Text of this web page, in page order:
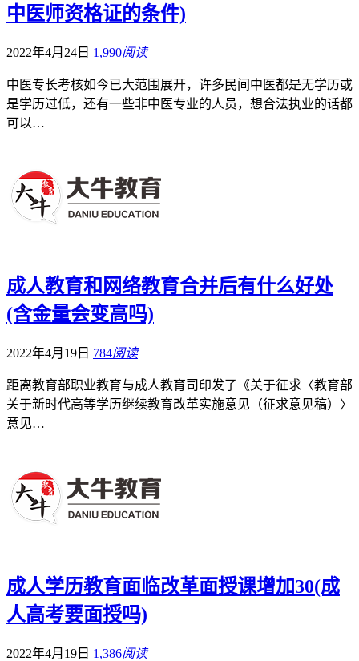
中医师资格证的条件)
2022年4月24日 1,990阅读
中医专长考核如今已大范围展开，许多民间中医都是无学历或
是学历过低，还有一些非中医专业的人员，想合法执业的话都
可以…
成人教育和网络教育合并后有什么好处
(含金量会变高吗)
2022年4月19日 784阅读
距离教育部职业教育与成人教育司印发了《关于征求〈教育部
关于新时代高等学历继续教育改革实施意见（征求意见稿）〉
意见…
成人学历教育面临改革面授课增加30(成
人高考要面授吗)
2022年4月19日 1,386阅读